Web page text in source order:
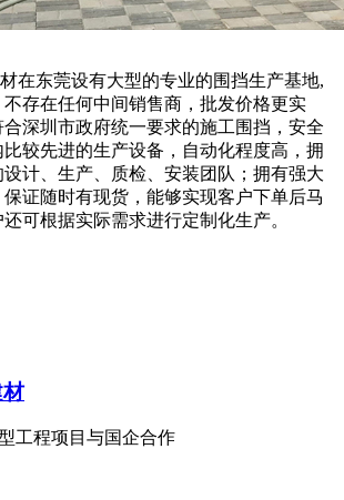
在东莞设有大型的专业的围挡生产基地,
存在任何中间销售商，批发价格更实
深圳市政府统一要求的施工围挡，安全
较先进的生产设备，自动化程度高，拥
计、生产、质检、安装团队；拥有强大
证随时有现货，能够实现客户下单后马
还可根据实际需求进行定制化生产。
工程项目与国企合作